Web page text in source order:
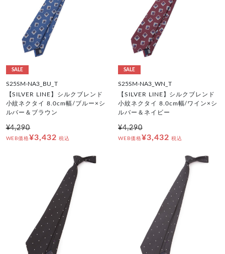
SALE
S25SM-NA3_BU_T
【SILVER LINE】シルクブレンド
小紋ネクタイ 8.0cm幅/ブルー×シ
ルバー＆ブラウン
¥4,290
WEB価格¥3,432 税込
SALE
S25SM-NA3_WN_T
【SILVER LINE】シルクブレンド
小紋ネクタイ 8.0cm幅/ワイン×シ
ルバー＆ネイビー
¥4,290
WEB価格¥3,432 税込